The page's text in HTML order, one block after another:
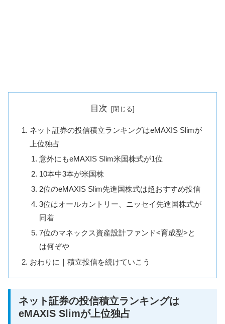
目次
ネット証券の投信積立ランキングはeMAXIS Slimが
上位独占
意外にもeMAXIS Slim米国株式が1位
10本中3本が米国株
2位のeMAXIS Slim先進国株式は超おすすめ投信
3位はオールカントリー、ニッセイ先進国株式が
同着
7位のマネックス資産設計ファンド<育成型>と
は何ぞや
おわりに｜積立投信を続けていこう
ネット証券の投信積立ランキングは
eMAXIS Slimが上位独占